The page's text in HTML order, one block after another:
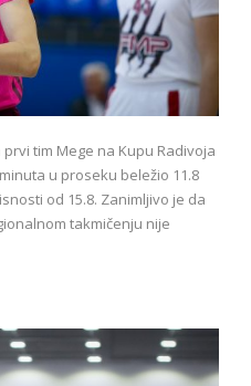
tim Mege na Kupu Radivoja
u proseku beležio 11.8
od 15.8. Zanimljivo je da
takmičenju nije